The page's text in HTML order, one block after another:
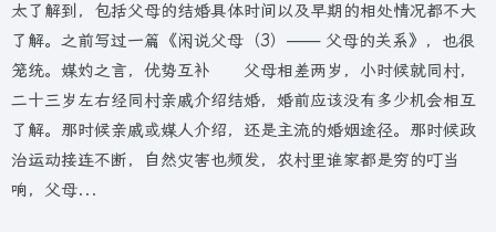
太了解到，包括父母的结婚具体时间以及早期的相处情况都不大
了解。之前写过一篇《闲说父母（3）—— 父母的关系》，也很
笼统。媒妁之言，优势互补 父母相差两岁，小时候就同村，
二十三岁左右经同村亲戚介绍结婚，婚前应该没有多少机会相互
了解。那时候亲戚或媒人介绍，还是主流的婚姻途径。那时候政
治运动接连不断，自然灾害也频发，农村里谁家都是穷的叮当
响，父母...